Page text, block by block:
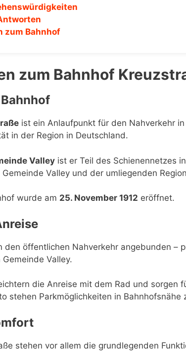
zum Bahnhof
zum Bahnhof
ist ein Anlaufpunkt für den Nahverkehr
in der Region in Deutschland.
Valley ist er Teil des Schienennetzes
Valley und der umliegenden
wurde am 25. November 1912 eröffnet.
den öffentlichen Nahverkehr angebunden –
Valley.
die Anreise mit dem Rad und sorgen
stehen Parkmöglichkeiten in Bahnhofsnähe
stehen vor allem die grundlegenden